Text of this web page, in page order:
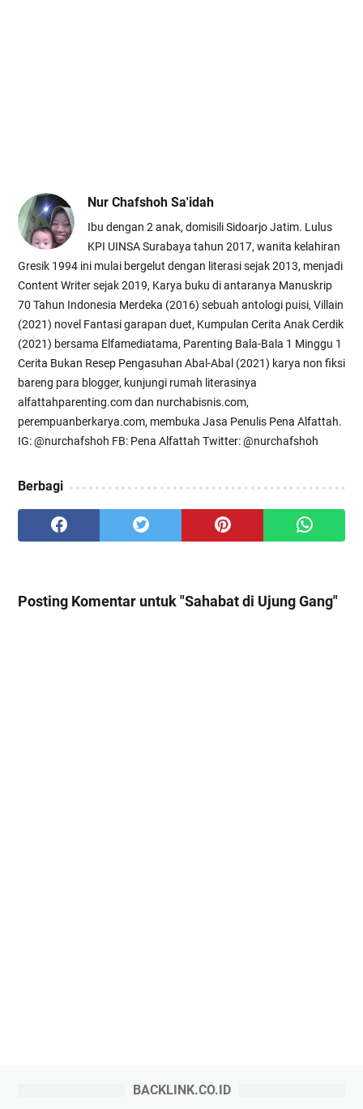
Nur Chafshoh Sa'idah
Ibu dengan 2 anak, domisili Sidoarjo Jatim. Lulus
KPI UINSA Surabaya tahun 2017, wanita kelahiran
Gresik 1994 ini mulai bergelut dengan literasi sejak 2013, menjadi
Content Writer sejak 2019, Karya buku di antaranya Manuskrip
70 Tahun Indonesia Merdeka (2016) sebuah antologi puisi, Villain
(2021) novel Fantasi garapan duet, Kumpulan Cerita Anak Cerdik
(2021) bersama Elfamediatama, Parenting Bala-Bala 1 Minggu 1
Cerita Bukan Resep Pengasuhan Abal-Abal (2021) karya non fiksi
bareng para blogger, kunjungi rumah literasinya
alfattahparenting.com dan nurchabisnis.com,
perempuanberkarya.com, membuka Jasa Penulis Pena Alfattah.
IG: @nurchafshoh FB: Pena Alfattah Twitter: @nurchafshoh
Berbagi
Posting Komentar untuk "Sahabat di Ujung Gang"
BACKLINK.CO.ID